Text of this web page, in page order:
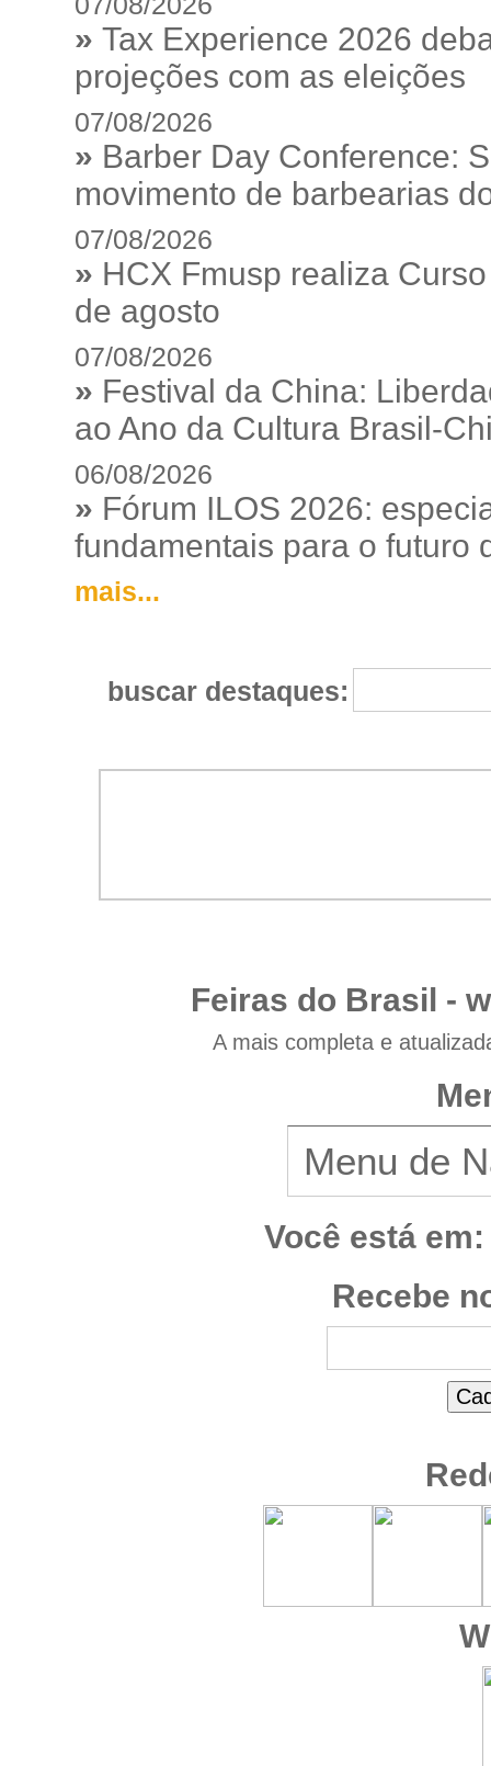
» Tax Experience 2026
projeções com as eleições
07/08/2026
» Barber Day Conference:
movimento de barbearias
07/08/2026
» HCX Fmusp realiza
de agosto
07/08/2026
» Festival da China:
ao Ano da Cultura Brasil-
06/08/2026
» Fórum ILOS 2026:
fundamentais para o futuro
mais...
buscar destaques:
Feiras do Brasil -
A mais completa e
Você está em:
Recebe